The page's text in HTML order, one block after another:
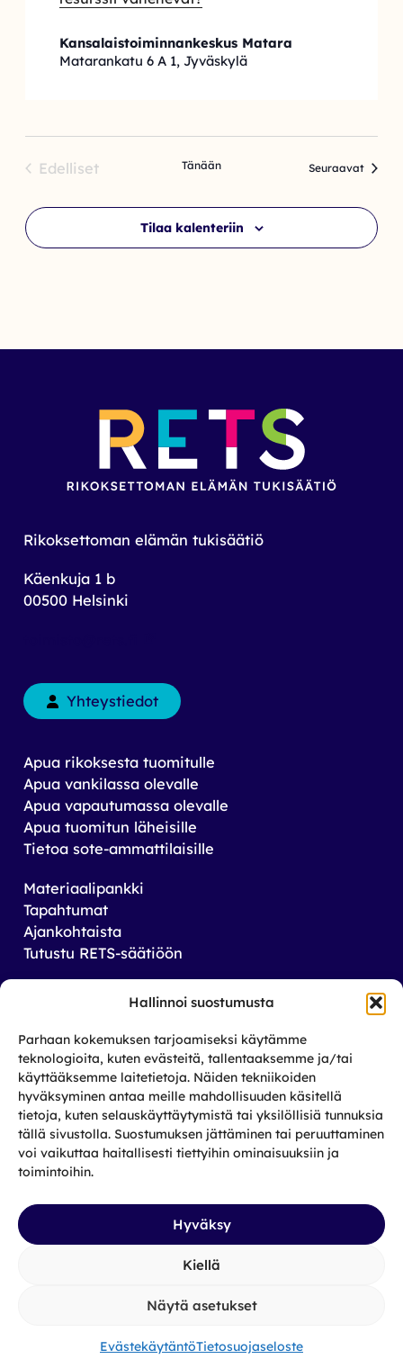
Hallinnoi suostumusta
Parhaan kokemuksen tarjoamiseksi käytämme
teknologioita, kuten evästeitä, tallentaaksemme ja/tai
käyttääksemme laitetietoja. Näiden tekniikoiden
hyväksyminen antaa meille mahdollisuuden käsitellä
tietoja, kuten selauskäyttäytymistä tai yksilöllisiä tunnuksia
tällä sivustolla. Suostumuksen jättäminen tai peruuttaminen
voi vaikuttaa haitallisesti tiettyihin ominaisuuksiin ja
toimintoihin.
Hyväksy
Kiellä
Näytä asetukset
EvästekäytäntöTietosuojaseloste
Kansalaistoiminnankeskus Matara
Matarankatu 6 A 1, Jyväskylä
Edelliset
Tänään Seuraavat
Tilaa kalenteriin
Rikoksettoman elämän tukisäätiö
Käenkuja 1 b
00500 Helsinki
Yhteystiedot
Apua rikoksesta tuomitulle
Apua vankilassa olevalle
Apua vapautumassa olevalle
Apua tuomitun läheisille
Tietoa sote-ammattilaisille
Materiaalipankki
Tapahtumat
Ajankohtaista
Tutustu RETS-säätiöön
Tilaa uutiskirjeemme
Saat tiedon tulevista tapahtumista sekä
toiminnastamme rikos­taustaisten ja heidän
läheistensä aseman parantamiseksi.
Tilaa
Facebook
X Instagram
LinkedIn
|Saavutettavuus
Sivuston toteutus:Ampersand Design